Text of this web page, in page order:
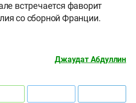
встречается фаворит
со сборной Франции.
Джаудат Абдуллин